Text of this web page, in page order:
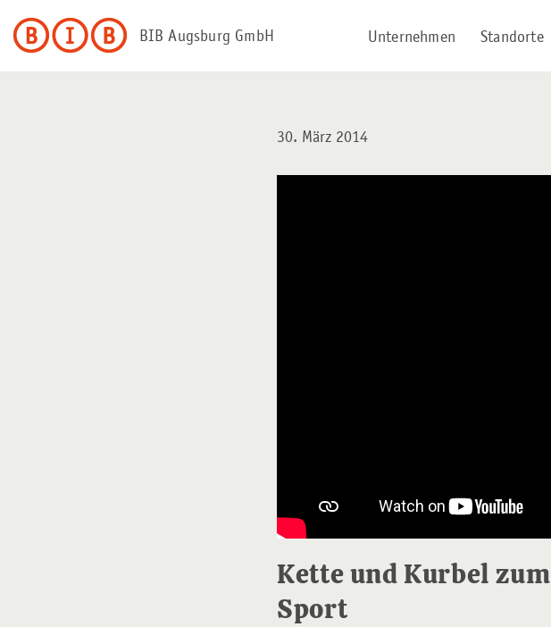
Zum
Inhalt
BIB Augsburg GmbH Unternehmen Standorte
30. März 2014
Kette und Kurbel
Sport